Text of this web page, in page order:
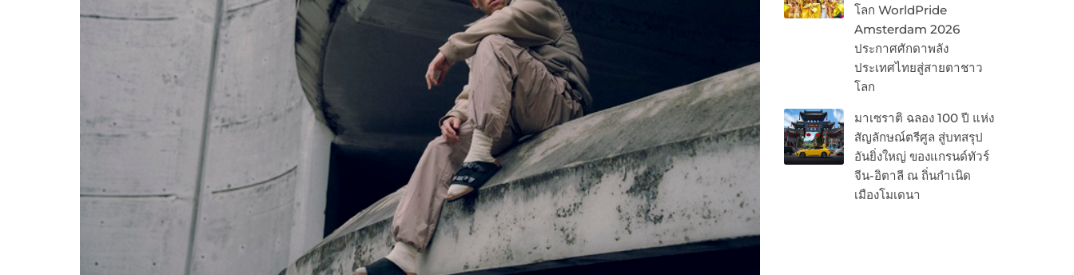
โลก WorldPride
Amsterdam 2026
ประกาศศักดาพลัง
ประเทศไทยสู่สายตาชาว
โลก
มาเซราติ ฉลอง 100 ปี แห่ง
สัญลักษณ์ตรีศูล สู่บทสรุป
อันยิ่งใหญ่ ของแกรนด์ทัวร์
จีน-อิตาลี ณ ถิ่นกำเนิด
เมืองโมเดนา